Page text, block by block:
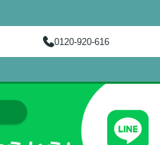
0120-920-616